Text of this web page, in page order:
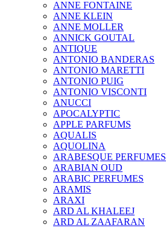
ANNE FONTAINE
ANNE KLEIN
ANNE MOLLER
ANNICK GOUTAL
ANTIQUE
ANTONIO BANDERAS
ANTONIO MARETTI
ANTONIO PUIG
ANTONIO VISCONTI
ANUCCI
APOCALYPTIC
APPLE PARFUMS
AQUALIS
AQUOLINA
ARABESQUE PERFUMES
ARABIAN OUD
ARABIC PERFUMES
ARAMIS
ARAXI
ARD AL KHALEEJ
ARD AL ZAAFARAN